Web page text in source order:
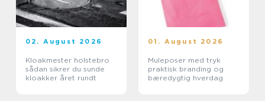
02. August 2026
Kloakmester holstebro
sådan sikrer du sunde
kloakker året rundt
01. August 2026
Muleposer med tryk
praktisk branding og
bæredygtig hverdag